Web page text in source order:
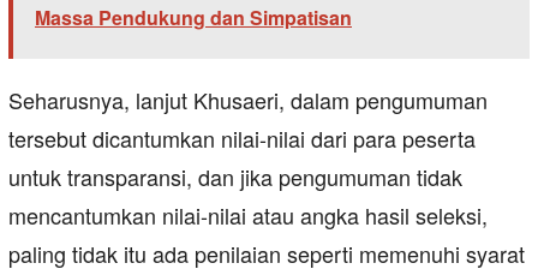
Massa Pendukung dan Simpatisan
Seharusnya, lanjut Khusaeri, dalam pengumuman
tersebut dicantumkan nilai-nilai dari para peserta
untuk transparansi, dan jika pengumuman tidak
mencantumkan nilai-nilai atau angka hasil seleksi,
paling tidak itu ada penilaian seperti memenuhi syarat